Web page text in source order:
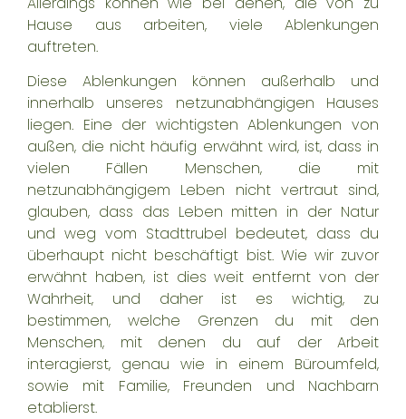
Hause aus arbeiten, viele Ablenkungen
auftreten.
Diese Ablenkungen können außerhalb und
innerhalb unseres netzunabhängigen Hauses
liegen. Eine der wichtigsten Ablenkungen von
außen, die nicht häufig erwähnt wird, ist, dass in
vielen Fällen Menschen, die mit
netzunabhängigem Leben nicht vertraut sind,
glauben, dass das Leben mitten in der Natur
und weg vom Stadttrubel bedeutet, dass du
überhaupt nicht beschäftigt bist. Wie wir zuvor
erwähnt haben, ist dies weit entfernt von der
Wahrheit, und daher ist es wichtig, zu
bestimmen, welche Grenzen du mit den
Menschen, mit denen du auf der Arbeit
interagierst, genau wie in einem Büroumfeld,
sowie mit Familie, Freunden und Nachbarn
etablierst.